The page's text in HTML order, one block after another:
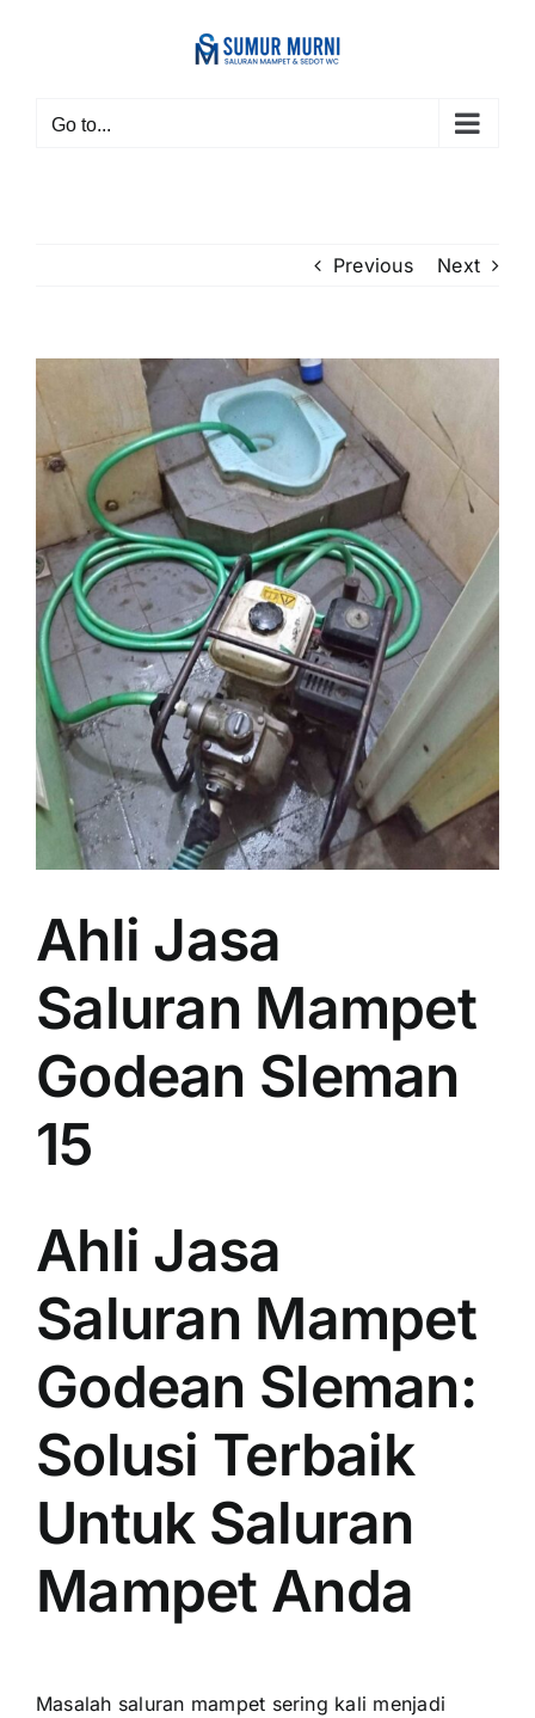
Go to...
Previous Next
View
Larger
Image
Ahli Jasa
Saluran Mampet
Godean Sleman
15
Ahli Jasa
Saluran Mampet
Godean Sleman:
Solusi Terbaik
Untuk Saluran
Mampet Anda
Masalah saluran mampet sering kali menjadi